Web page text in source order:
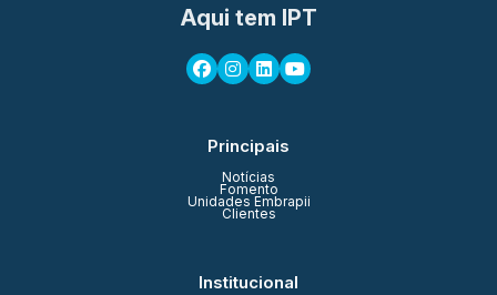
Aqui tem IPT
Principais
Notícias
Fomento
Unidades Embrapii
Clientes
Institucional